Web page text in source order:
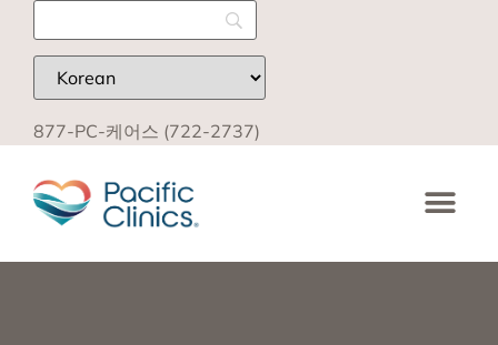
877-PC-케어스 (722-2737)